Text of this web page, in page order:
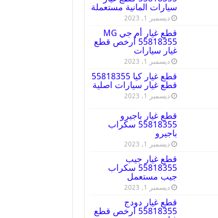
سيارات المانية مستعملة
ديسمبر 1, 2023
قطع غيار أم جي MG
55818355 أرخص قطع
غيار سيارات
ديسمبر 1, 2023
قطع غيار كيا 55818355
قطع غيار سيارات اصلية
ديسمبر 1, 2023
قطع غيار باجيرو
55818355 سكراب
باجيرو
ديسمبر 1, 2023
قطع غيار جيب
55818355 سكراب
جيب مستعمل
ديسمبر 1, 2023
قطع غيار دودج
55818355 ارخص قطع